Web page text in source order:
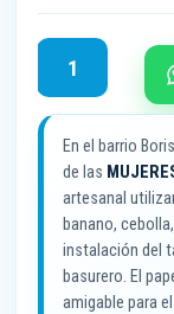
Baile
Folklore
Tarjeta
reciclado
cantidad
En el barrio
de las
artesanal
banano,
instalación del
basurero. El
amigable para